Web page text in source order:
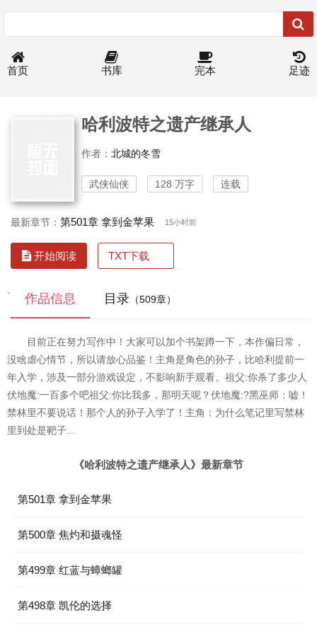
首页 书库 完本 足迹
哈利波特之遗产继承人
作者： 北城的冬雪
武侠仙侠 128 万字 连载
最新章节： 第501章 拿到金苹果 15小时前
开始阅读 TXT下载
` 作品信息 目录 （509章）
目前正在努力写作中！大家可以加个书架蹲一下，本作偏日常，
没啥虐心情节，所以请放心品鉴！主角是角色的孙子，比哈利提前一
年入学，涉及一部分游戏设定，不影响新手观看。祖父:你杀了多少人
伏地魔:一百多个吧祖父:你比我多，那明天呢？伏地魔:?黑巫师：嘘！
禁林里不要说话！那个人的孙子入学了！主角：为什么笔记里写禁林
里到处是靶子...
《哈利波特之遗产继承人》最新章节
第501章 拿到金苹果
第500章 焦灼和摄魂怪
第499章 红蓝与蟑螂罐
第498章 凯伦的选择